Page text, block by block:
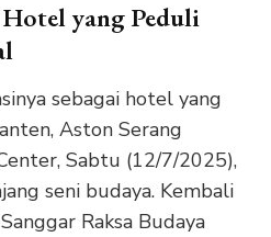
yang Peduli
sebagai hotel yang
Aston Serang
Sabtu (12/7/2025),
seni budaya. Kembali
Raksa Budaya